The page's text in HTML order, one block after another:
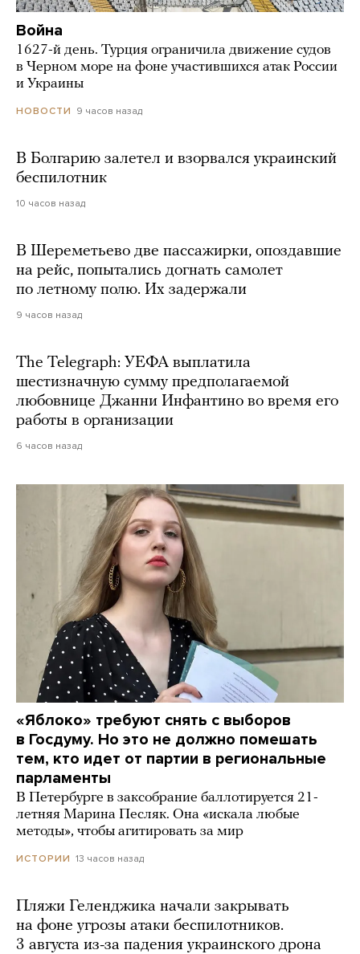
Война
1627-й день. Турция ограничила движение судов
в Черном море на фоне участившихся атак России
и Украины
НОВОСТИ 9 часов назад
В Болгарию залетел и взорвался украинский
беспилотник
10 часов назад
В Шереметьево две пассажирки, опоздавшие
на рейс, попытались догнать самолет
по летному полю. Их задержали
9 часов назад
The Telegraph: УЕФА выплатила
шестизначную сумму предполагаемой
любовнице Джанни Инфантино во время его
работы в организации
6 часов назад
«Яблоко» требуют снять с выборов
в Госдуму. Но это не должно помешать
тем, кто идет от партии в региональные
парламенты
В Петербурге в заксобрание баллотируется 21-
летняя Марина Песляк. Она «искала любые
методы», чтобы агитировать за мир
ИСТОРИИ 13 часов назад
Пляжи Геленджика начали закрывать
на фоне угрозы атаки беспилотников.
3 августа из-за падения украинского дрона